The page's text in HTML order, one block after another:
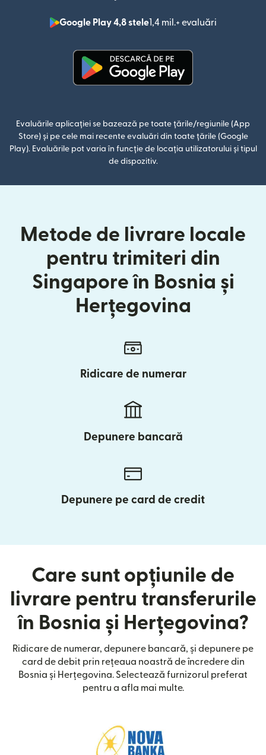
Google Play 4,8 stele1,4 mil.+ evaluări
(se
Evaluările aplicației se bazează pe toate țările/regiunile (App
Store) și pe cele mai recente evaluări din toate țările (Google
Play). Evaluările pot varia în funcție de locația utilizatorului și tipul
de dispozitiv.
Metode de livrare locale
pentru trimiteri din
Singapore în Bosnia și
Herțegovina
Ridicare de numerar
Depunere bancară
Depunere pe card de credit
Care sunt opțiunile de
livrare pentru transferurile
în Bosnia și Herțegovina?
Ridicare de numerar, depunere bancară, și depunere pe
card de debit prin rețeaua noastră de încredere din
Bosnia și Herțegovina. Selectează furnizorul preferat
pentru a afla mai multe.